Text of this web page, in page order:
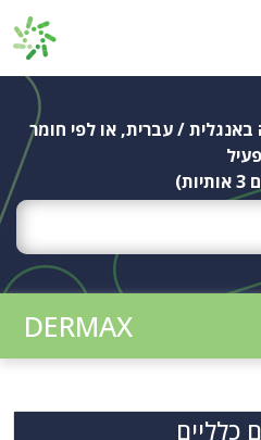
/ עברית, או לפי חומר
פעיל
DERMAX
כלליים